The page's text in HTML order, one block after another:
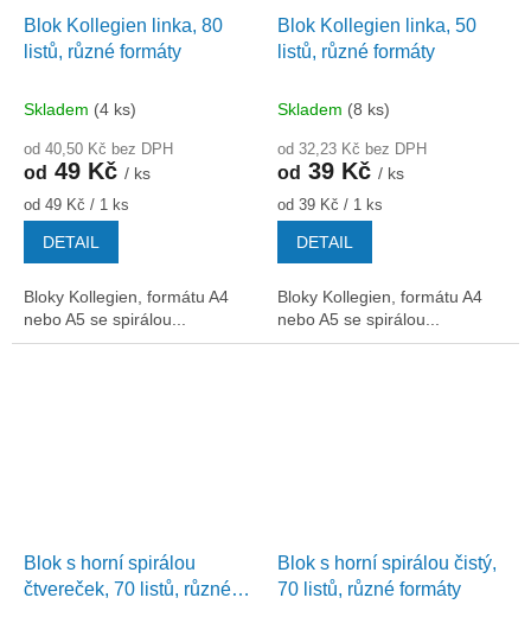
Blok Kollegien linka, 80
listů, různé formáty
Skladem (4 ks)
od 40,50 Kč bez DPH
od 49 Kč / ks
Měrná
cena:
od 49 Kč / 1 ks
DETAIL
Bloky Kollegien, formátu A4
nebo A5 se spirálou...
Blok Kollegien linka, 50
listů, různé formáty
Skladem (8 ks)
od 32,23 Kč bez DPH
od 39 Kč / ks
Měrná
cena:
od 39 Kč / 1 ks
DETAIL
Bloky Kollegien, formátu A4
nebo A5 se spirálou...
Blok s horní spirálou
čtvereček, 70 listů, různé
Blok s horní spirálou čistý,
70 listů, různé formáty